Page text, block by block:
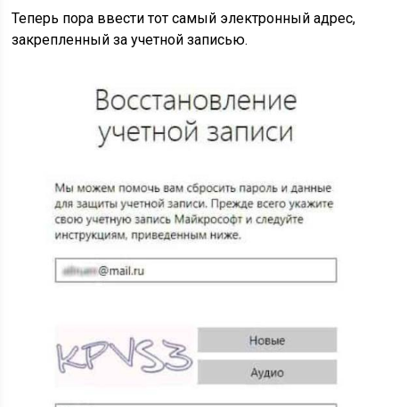
Теперь пора ввести тот самый электронный адрес,
закрепленный за учетной записью.